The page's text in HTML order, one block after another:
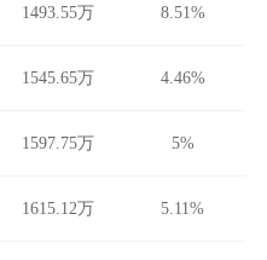
1493.55万 8.51%
1545.65万 4.46%
1597.75万 5%
1615.12万 5.11%